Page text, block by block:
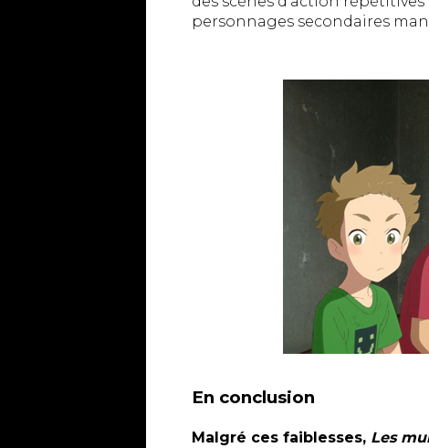
personnages secondaires
En conclusion
Malgré ces faiblesses, Les